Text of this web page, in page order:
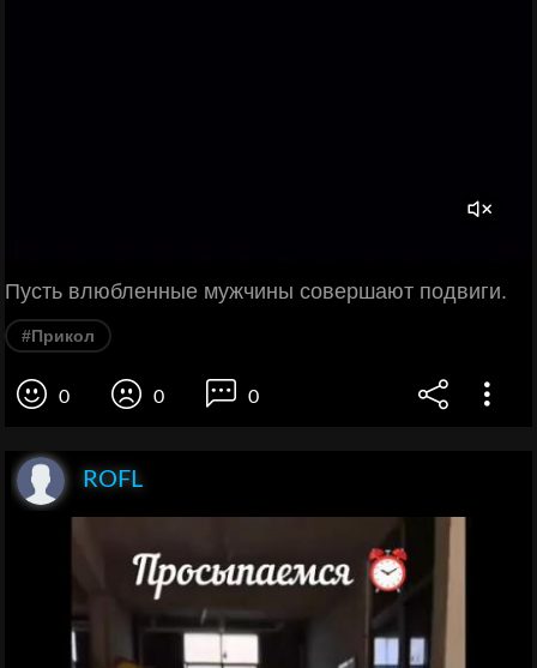
Пусть влюбленные мужчины совершают подвиги.
#Прикол
0 0 0
ROFL